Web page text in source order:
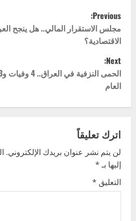
P
o
s
t
n
v
i
g
Previous:
مجلس الاستقرار المالي.. هل ينجح
الاقتصادية؟
Next:
العام
اترك تعليقاً
لن يتم نشر عنوان بريدك الإلكتروني.
إليها بـ*
التعليق *